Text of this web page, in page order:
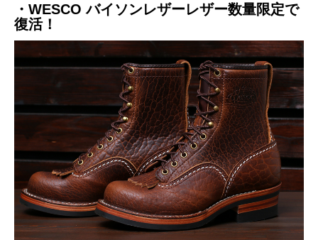
・WESCO バイソンレザーレザー数量限定で
復活！